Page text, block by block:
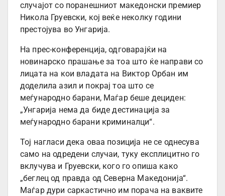
случајот со поранешниот македонски премиер
Никола Груевски, кој веќе неколку години
престојува во Унгарија.
На прес-конференција, одговарајќи на
новинарско прашање за тоа што ќе направи со
лицата на кои владата на Виктор Орбан им
доделила азил и покрај тоа што се
меѓународно барани, Маѓар беше дециден:
„Унгарија нема да биде дестинација за
меѓународно барани криминалци“.
Тој нагласи дека оваа позиција не се однесува
само на одредени случаи, туку експлицитно го
вклучува и Груевски, кого го опиша како
„беглец од правда од Северна Македонија“.
Маѓар дури саркастично им порача на ваквите